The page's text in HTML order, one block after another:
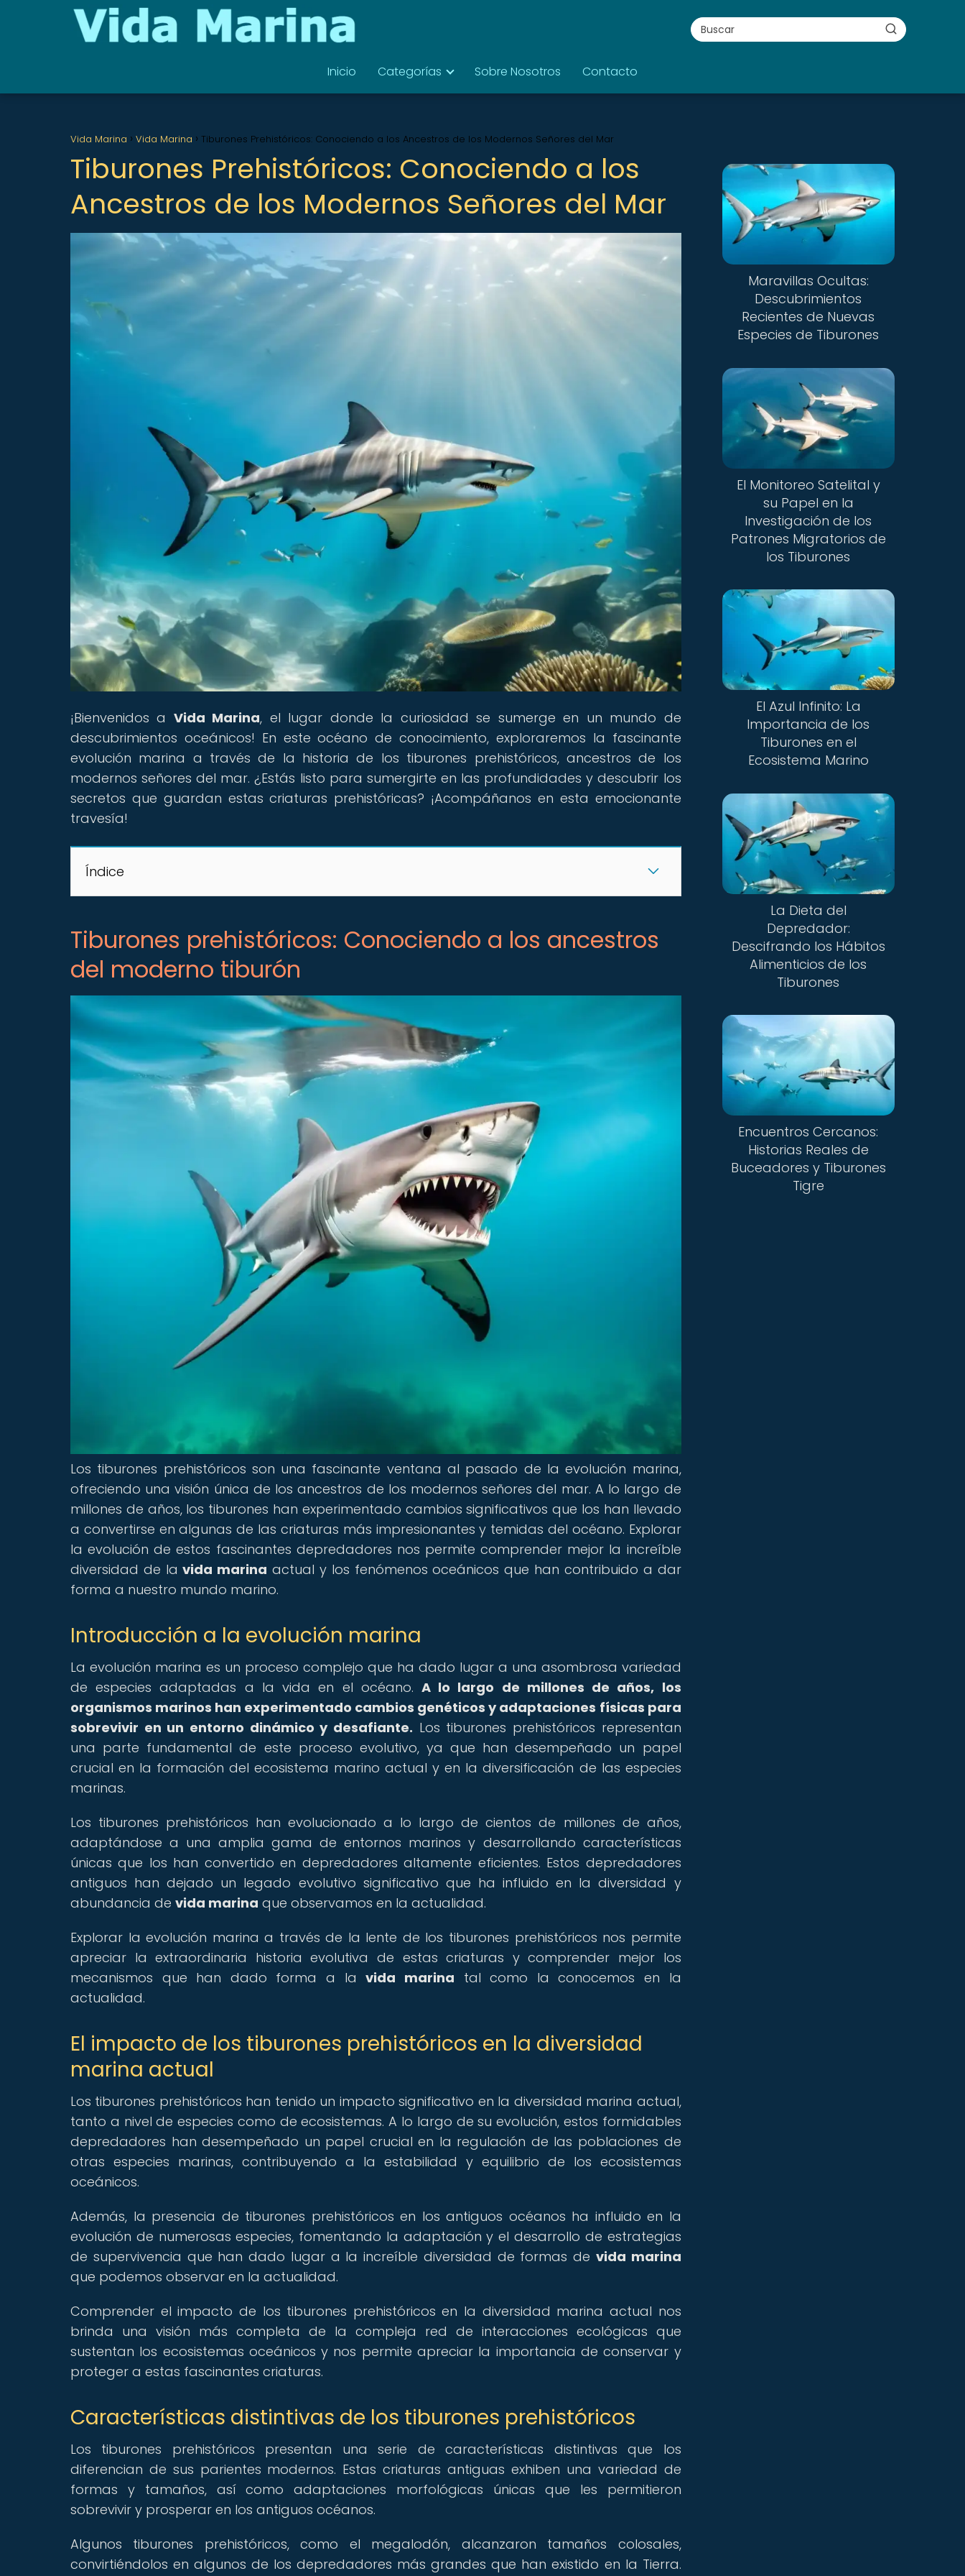
Inicio Categorías Sobre Nosotros Contacto
Vida Marina Vida Marina Tiburones Prehistóricos: Conociendo a los Ancestros de los Modernos Señores del Mar
Tiburones Prehistóricos: Conociendo a los
Ancestros de los Modernos Señores del Mar
¡Bienvenidos a Vida Marina, el lugar donde la curiosidad se sumerge en un mundo de
descubrimientos oceánicos! En este océano de conocimiento, exploraremos la fascinante
evolución marina a través de la historia de los tiburones prehistóricos, ancestros de los
modernos señores del mar. ¿Estás listo para sumergirte en las profundidades y descubrir los
secretos que guardan estas criaturas prehistóricas? ¡Acompáñanos en esta emocionante
travesía!
Índice
Tiburones prehistóricos: Conociendo a los ancestros
del moderno tiburón
Los tiburones prehistóricos son una fascinante ventana al pasado de la evolución marina,
ofreciendo una visión única de los ancestros de los modernos señores del mar. A lo largo de
millones de años, los tiburones han experimentado cambios significativos que los han llevado
a convertirse en algunas de las criaturas más impresionantes y temidas del océano. Explorar
la evolución de estos fascinantes depredadores nos permite comprender mejor la increíble
diversidad de lavida marina actual y los fenómenos oceánicos que han contribuido a dar
forma a nuestro mundo marino.
Introducción a la evolución marina
La evolución marina es un proceso complejo que ha dado lugar a una asombrosa variedad
de especies adaptadas a la vida en el océano.A lo largo de millones de años, los
organismos marinos han experimentado cambios genéticos y adaptaciones físicas para
sobrevivir en un entorno dinámico y desafiante. Los tiburones prehistóricos representan
una parte fundamental de este proceso evolutivo, ya que han desempeñado un papel
crucial en la formación del ecosistema marino actual y en la diversificación de las especies
marinas.
Los tiburones prehistóricos han evolucionado a lo largo de cientos de millones de años,
adaptándose a una amplia gama de entornos marinos y desarrollando características
únicas que los han convertido en depredadores altamente eficientes. Estos depredadores
antiguos han dejado un legado evolutivo significativo que ha influido en la diversidad y
abundancia de vida marina que observamos en la actualidad.
Explorar la evolución marina a través de la lente de los tiburones prehistóricos nos permite
apreciar la extraordinaria historia evolutiva de estas criaturas y comprender mejor los
mecanismos que han dado forma a lavida marina tal como la conocemos en la
actualidad.
El impacto de los tiburones prehistóricos en la diversidad
marina actual
Los tiburones prehistóricos han tenido un impacto significativo en la diversidad marina actual,
tanto a nivel de especies como de ecosistemas. A lo largo de su evolución, estos formidables
depredadores han desempeñado un papel crucial en la regulación de las poblaciones de
otras especies marinas, contribuyendo a la estabilidad y equilibrio de los ecosistemas
oceánicos.
Además, la presencia de tiburones prehistóricos en los antiguos océanos ha influido en la
evolución de numerosas especies, fomentando la adaptación y el desarrollo de estrategias
de supervivencia que han dado lugar a la increíble diversidad de formas de vida marina
que podemos observar en la actualidad.
Comprender el impacto de los tiburones prehistóricos en la diversidad marina actual nos
brinda una visión más completa de la compleja red de interacciones ecológicas que
sustentan los ecosistemas oceánicos y nos permite apreciar la importancia de conservar y
proteger a estas fascinantes criaturas.
Características distintivas de los tiburones prehistóricos
Los tiburones prehistóricos presentan una serie de características distintivas que los
diferencian de sus parientes modernos. Estas criaturas antiguas exhiben una variedad de
formas y tamaños, así como adaptaciones morfológicas únicas que les permitieron
sobrevivir y prosperar en los antiguos océanos.
Algunos tiburones prehistóricos, como el megalodón, alcanzaron tamaños colosales,
convirtiéndolos en algunos de los depredadores más grandes que han existido en la Tierra.
Maravillas Ocultas:
Descubrimientos
Recientes de Nuevas
Especies de Tiburones
El Monitoreo Satelital y
su Papel en la
Investigación de los
Patrones Migratorios de
los Tiburones
El Azul Infinito: La
Importancia de los
Tiburones en el
Ecosistema Marino
La Dieta del
Depredador:
Descifrando los Hábitos
Alimenticios de los
Tiburones
Encuentros Cercanos:
Historias Reales de
Buceadores y Tiburones
Tigre